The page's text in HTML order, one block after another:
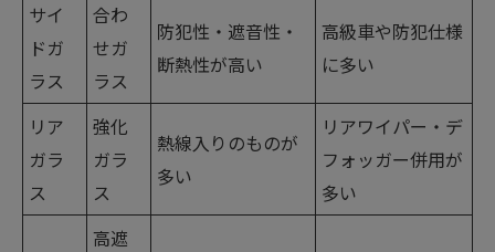
サイ
ドガ
ラス
合わ
せガ
ラス
防犯性・遮音性・
断熱性が高い
高級車や防犯仕様
に多い
リア
ガラ
ス
強化
ガラ
ス
熱線入りのものが
多い
リアワイパー・デ
フォッガー併用が
多い
高遮